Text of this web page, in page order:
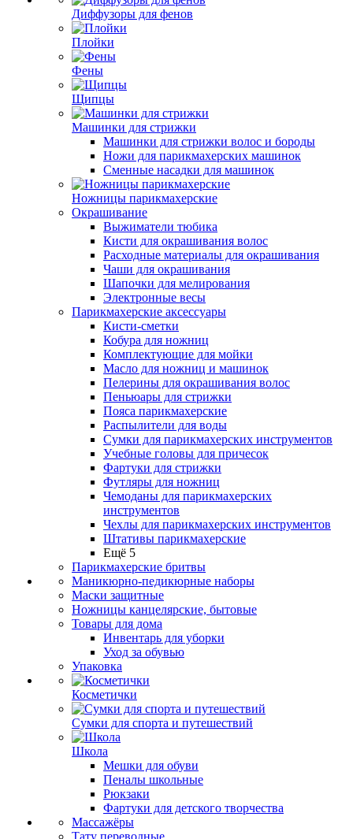
Диффузоры для фенов
Плойки
Фены
Щипцы
Машинки для стрижки
Машинки для стрижки волос и бороды
Ножи для парикмахерских машинок
Сменные насадки для машинок
Ножницы парикмахерские
Окрашивание
Выжиматели тюбика
Кисти для окрашивания волос
Расходные материалы для окрашивания
Чаши для окрашивания
Шапочки для мелирования
Электронные весы
Парикмахерские аксессуары
Кисти-сметки
Кобура для ножниц
Комплектующие для мойки
Масло для ножниц и машинок
Пелерины для окрашивания волос
Пеньюары для стрижки
Пояса парикмахерские
Распылители для воды
Сумки для парикмахерских инструментов
Учебные головы для причесок
Фартуки для стрижки
Футляры для ножниц
Чемоданы для парикмахерских
инструментов
Чехлы для парикмахерских инструментов
Штативы парикмахерские
Ещё 5
Парикмахерские бритвы
Маникюрно-педикюрные наборы
Маски защитные
Ножницы канцелярские, бытовые
Товары для дома
Инвентарь для уборки
Уход за обувью
Упаковка
Косметички
Сумки для спорта и путешествий
Школа
Мешки для обуви
Пеналы школьные
Рюкзаки
Фартуки для детского творчества
Массажёры
Тату переводные